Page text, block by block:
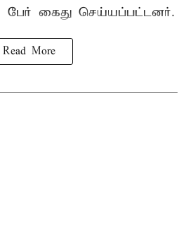
கைது செய்யப்பட்டனர்.
Read More